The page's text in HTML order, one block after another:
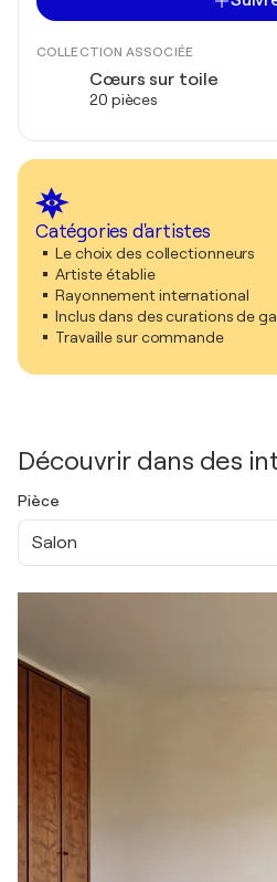
COLLECTION ASSOCIÉE
Cœurs sur toile
20 pièces
Catégories d'artistes
Le choix des collectionneurs
Artiste établie
Rayonnement international
Inclus dans des curations de
Travaille sur commande
Découvrir dans des
Pièce
Salon